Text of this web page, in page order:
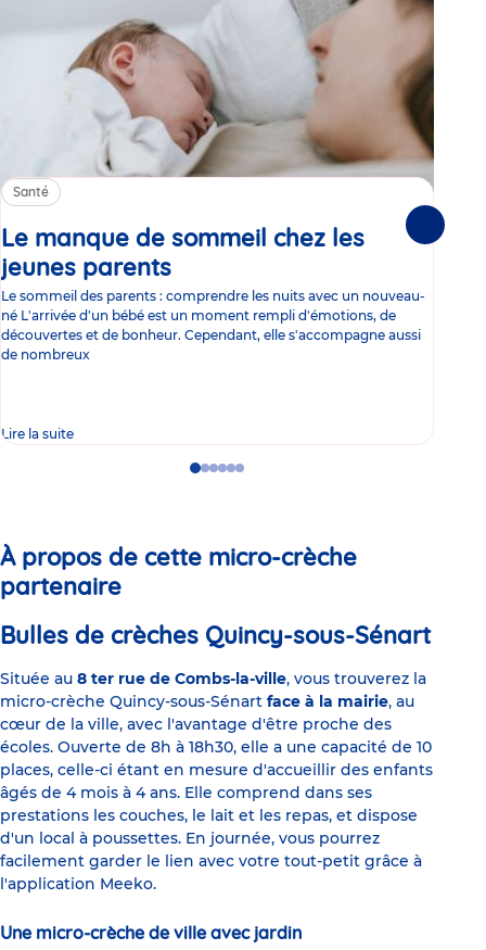
Santé
Le manque de sommeil chez les
jeunes parents
Le sommeil des parents : comprendre les nuits avec un nouveau-
né L'arrivée d'un bébé est un moment rempli d'émotions, de
découvertes et de bonheur. Cependant, elle s'accompagne aussi
de nombreux
Lire la suite
GoGoGoGo
GoGo
À propos de cette micro-crèche
partenaire
Bulles de crèches Quincy-sous-Sénart
Située au 8 ter rue de Combs-la-ville, vous trouverez la
micro-crèche Quincy-sous-Sénart face à la mairie, au
cœur de la ville, avec l'avantage d'être proche des
écoles. Ouverte de 8h à 18h30, elle a une capacité de 10
places, celle-ci étant en mesure d'accueillir des enfants
âgés de 4 mois à 4 ans. Elle comprend dans ses
prestations les couches, le lait et les repas, et dispose
d'un local à poussettes. En journée, vous pourrez
facilement garder le lien avec votre tout-petit grâce à
l'application Meeko.
Une micro-crèche de ville avec jardin